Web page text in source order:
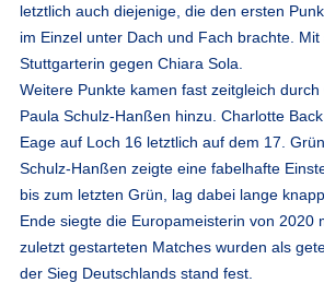
letztlich auch diejenige, die den ersten
im Einzel unter Dach und Fach brachte.
Stuttgarterin gegen Chiara Sola.
Weitere Punkte kamen fast zeitgleich
Paula Schulz-Hanßen hinzu. Charlotte
Eage auf Loch 16 letztlich auf dem 17.
Schulz-Hanßen zeigte eine fabelhafte
bis zum letzten Grün, lag dabei lange
Ende siegte die Europameisterin von 2020
zuletzt gestarteten Matches wurden als
der Sieg Deutschlands stand fest.